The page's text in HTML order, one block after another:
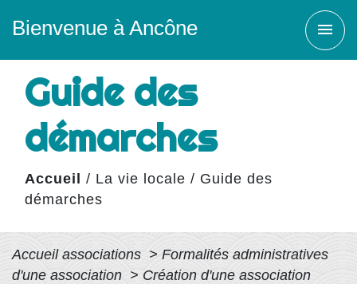
Bienvenue à Ancône menu
Guide des
démarches
Accueil / La vie locale / Guide des
démarches
Accueil associations > Formalités administratives
d'une association > Création d'une association